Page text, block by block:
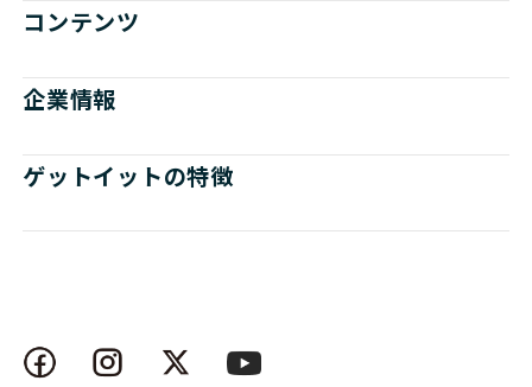
コンテンツ
企業情報
ゲットイットの特徴